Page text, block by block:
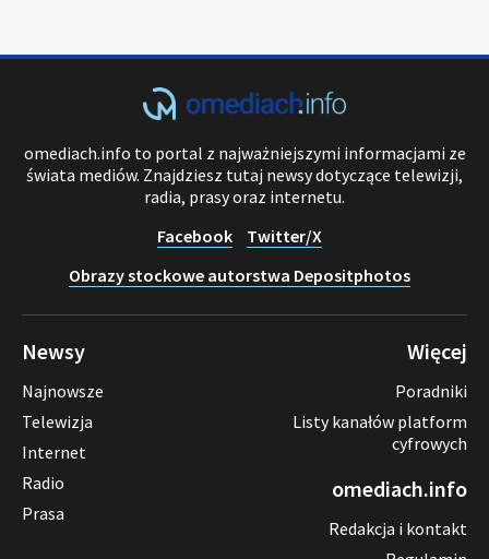
omediach.info to portal z najważniejszymi informacjami ze
świata mediów. Znajdziesz tutaj newsy dotyczące telewizji,
radia, prasy oraz internetu.
Facebook
Twitter/X
Obrazy stockowe autorstwa Depositphotos
Newsy
Najnowsze
Telewizja
Internet
Radio
Prasa
Więcej
Poradniki
Listy kanałów platform
cyfrowych
omediach.info
Redakcja i kontakt